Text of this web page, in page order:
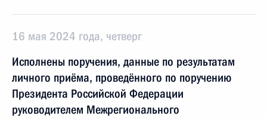
16 мая 2024 года, четверг
Исполнены поручения, данные по результатам
личного приёма, проведённого по поручению
Президента Российской Федерации
руководителем Межрегионального